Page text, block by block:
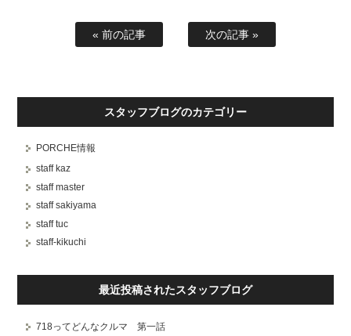
« 前の記事 次の記事 »
スタッフブログのカテゴリー
PORCHE情報
staff kaz
staff master
staff sakiyama
staff tuc
staff-kikuchi
最近投稿されたスタッフブログ
718ってどんなクルマ 第一話